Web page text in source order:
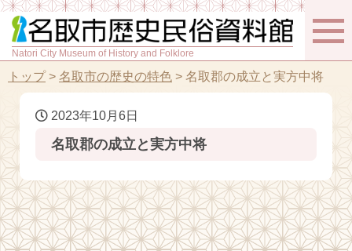
Natori City Museum of History and Folklore
トップ> 名取市の歴史の特色 > 名取郡の成立と実方中将
2023年10月6日
名取郡の成立と実方中将